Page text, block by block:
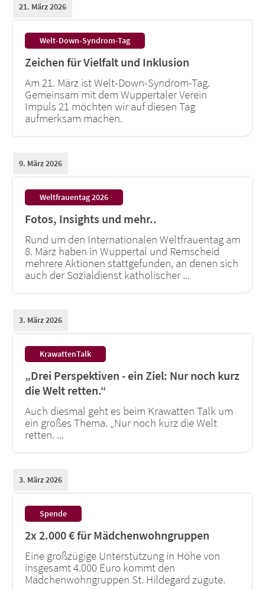
Welt-Down-Syndrom-Tag:
Zeichen für Vielfalt und Inklusion
21. März 2026
Am 21. März ist Welt-Down-Syndrom-Tag.
Gemeinsam mit dem Wuppertaler Verein
Impuls 21 möchten wir auf diesen Tag
aufmerksam machen.
Weltfrauentag 2026:
Fotos, Insights und mehr..
9. März 2026
Rund um den Internationalen Weltfrauentag am
8. März haben in Wuppertal und Remscheid
mehrere Aktionen stattgefunden, an denen sich
auch der Sozialdienst katholischer ...
KrawattenTalk:
„Drei Perspektiven - ein Ziel: Nur noch kurz
die Welt retten.“
3. März 2026
Auch diesmal geht es beim Krawatten Talk um
ein großes Thema. „Nur noch kurz die Welt
retten. ...
Spende:
2x 2.000 € für Mädchenwohngruppen
3. März 2026
Eine großzügige Unterstützung in Höhe von
insgesamt 4.000 Euro kommt den
Mädchenwohngruppen St. Hildegard zugute.